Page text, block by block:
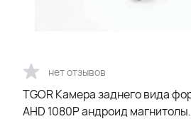
нет отзывов
TGOR Камера заднего вида
AHD 1080P андроид магнитолы